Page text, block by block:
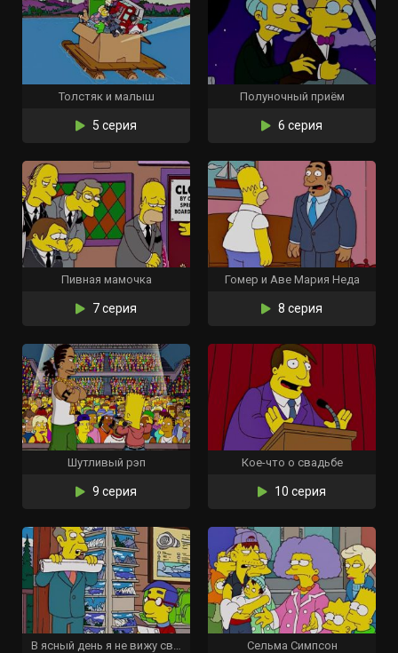
Толстяк и малыш
5 серия
Полуночный приём
6 серия
Пивная мамочка
7 серия
Гомер и Аве Мария Неда
8 серия
Шутливый рэп
9 серия
Кое-что о свадьбе
10 серия
В ясный день я не вижу свою сестру Сельма Симпсон